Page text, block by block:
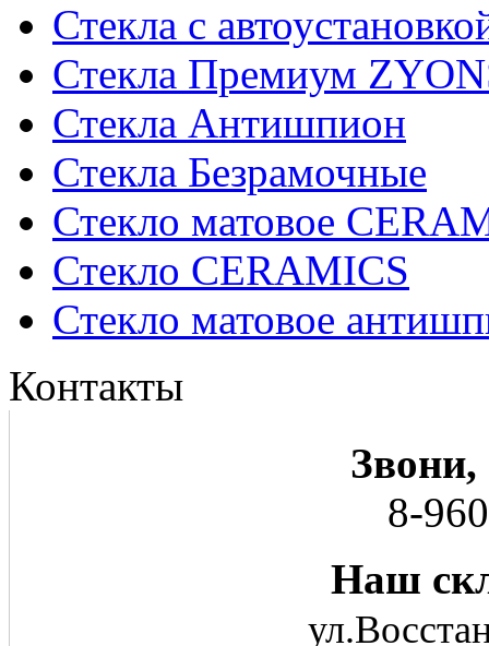
Стекла с
Стекла Премиум
Стекла Антишпион
Стекла Безрамочные
Стекло матовое
Стекло CERAMICS
Стекло матовое
Контакты
8-
Наш